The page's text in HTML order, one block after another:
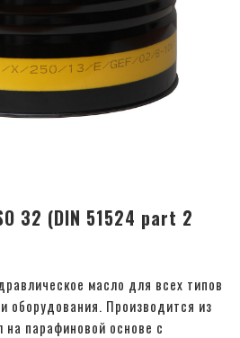
32 (DIN 51524 part 2
масло для всех типов
оборудования. Производится из
парафиновой основе с